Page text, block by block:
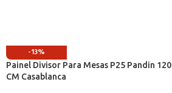
-13%
Painel Divisor Para Mesas P25 Pandin 120
CM Casablanca